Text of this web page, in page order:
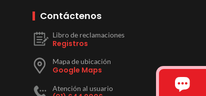
Contáctenos
Libro de reclamaciones
Registros
Mapa de ubicación
Google Maps
Atención al usuario